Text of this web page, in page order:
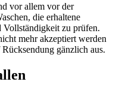
vor allem vor der
die erhaltene
zu prüfen.
mehr akzeptiert werden
gänzlich aus.